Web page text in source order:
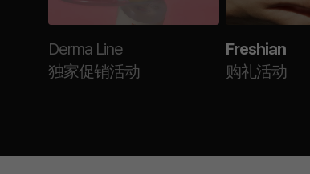
Derma Line
独家促销活动
Freshian
购礼活动